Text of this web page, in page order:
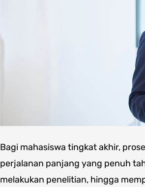
Bagi mahasiswa tingkat akhir,
perjalanan panjang yang penuh
melakukan penelitian, hingga